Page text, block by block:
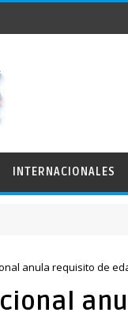
INTERNACIONALES
anula requisito de